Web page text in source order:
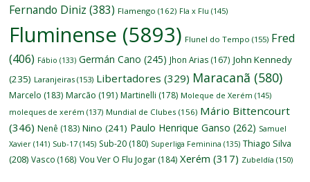
Fernando Diniz (383) Flamengo (162) Fla x Flu (145)
Fluminense (5893) Flunel do Tempo (155) Fred
(406) Fábio (133) Germán Cano (245) Jhon Arias (167) John Kennedy
(235) Laranjeiras (153) Libertadores (329) Maracanã (580)
Marcelo (183) Marcão (191) Martinelli (178) Moleque de Xerém (145)
moleques de xerém (137) Mundial de Clubes (156) Mário Bittencourt
(346) Nenê (183) Nino (241) Paulo Henrique Ganso (262) Samuel
Xavier (141) Sub-17 (145) Sub-20 (180) Superliga Feminina (135) Thiago Silva
(208) Vasco (168) Vou Ver O Flu Jogar (184) Xerém (317) Zubeldía (150)